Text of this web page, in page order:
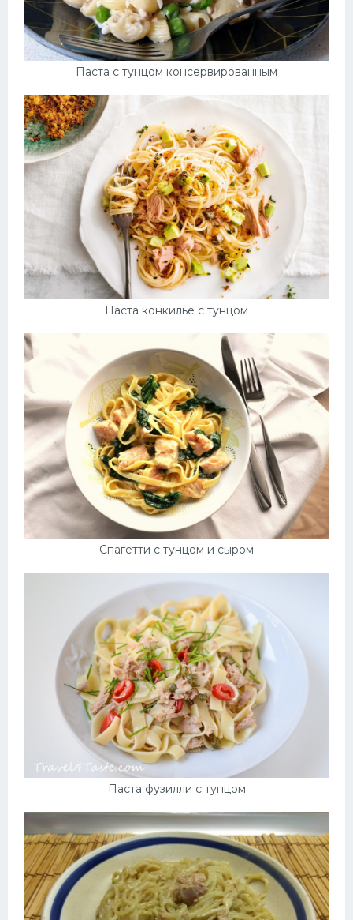
Паста с тунцом консервированным
Паста конкилье с тунцом
Спагетти с тунцом и сыром
Паста фузилли с тунцом